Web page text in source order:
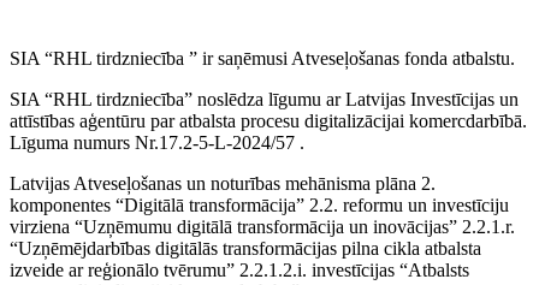
SIA “RHL tirdzniecība ” ir saņēmusi Atveseļošanas fonda atbalstu.
SIA “RHL tirdzniecība” noslēdza līgumu ar Latvijas Investīcijas un
attīstības aģentūru par atbalsta procesu digitalizācijai komercdarbībā.
Līguma numurs Nr.17.2-5-L-2024/57 .
Latvijas Atveseļošanas un noturības mehānisma plāna 2.
komponentes “Digitālā transformācija” 2.2. reformu un investīciju
virziena “Uzņēmumu digitālā transformācija un inovācijas” 2.2.1.r.
“Uzņēmējdarbības digitālās transformācijas pilna cikla atbalsta
izveide ar reģionālo tvērumu” 2.2.1.2.i. investīcijas “Atbalsts